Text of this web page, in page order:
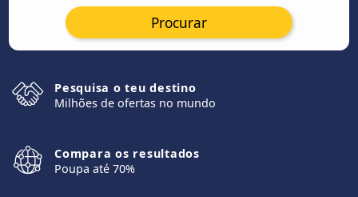
Procurar
Pesquisa o teu destino
Milhões de ofertas no mundo
Compara os resultados
Poupa até 70%